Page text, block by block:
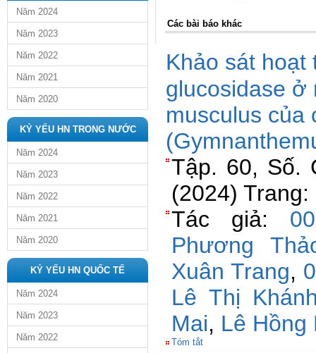
Năm 2024
Năm 2023
Năm 2022
Năm 2021
Năm 2020
KỶ YẾU HN TRONG NƯỚC
Năm 2024
Năm 2023
Năm 2022
Năm 2021
Năm 2020
KỶ YẾU HN QUỐC TẾ
Năm 2024
Năm 2023
Năm 2022
Các bài báo khác
Khảo sát
glucosidase ở
musculus của
Tập. 60, Số.
(2024)
Tác giả:
Phương
Xuân Trang,
Lê Thị
Mai, Lê Hồng
Tóm tắt